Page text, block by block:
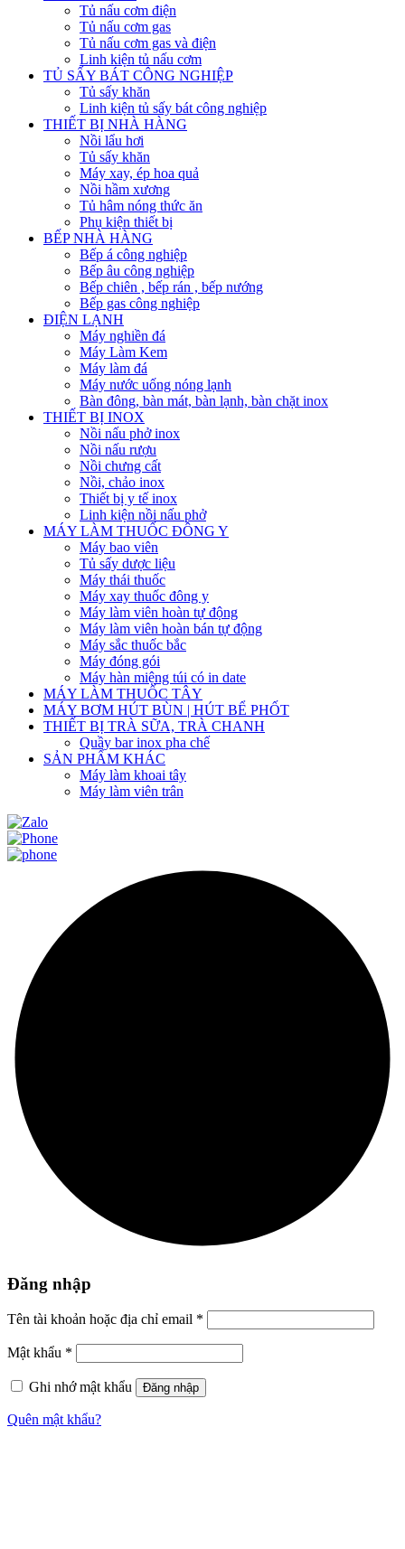
Tủ nấu cơm điện
Tủ nấu cơm gas
Tủ nấu cơm gas và điện
Linh kiện tủ nấu cơm
TỦ SẤY BÁT CÔNG NGHIỆP
Tủ sấy khăn
Linh kiện tủ sấy bát công nghiệp
THIẾT BỊ NHÀ HÀNG
Nồi lẩu hơi
Tủ sấy khăn
Máy xay, ép hoa quả
Nồi hầm xương
Tủ hâm nóng thức ăn
Phụ kiện thiết bị
BẾP NHÀ HÀNG
Bếp á công nghiệp
Bếp âu công nghiệp
Bếp chiên , bếp rán , bếp nướng
Bếp gas công nghiệp
ĐIỆN LẠNH
Máy nghiền đá
Máy Làm Kem
Máy làm đá
Máy nước uống nóng lạnh
Bàn đông, bàn mát, bàn lạnh, bàn chặt inox
THIẾT BỊ INOX
Nồi nấu phở inox
Nồi nấu rượu
Nồi chưng cất
Nồi, chảo inox
Thiết bị y tế inox
Linh kiện nồi nấu phở
MÁY LÀM THUỐC ĐÔNG Y
Máy bao viên
Tủ sấy dược liệu
Máy thái thuốc
Máy xay thuốc đông y
Máy làm viên hoàn tự động
Máy làm viên hoàn bán tự động
Máy sắc thuốc bắc
Máy đóng gói
Máy hàn miệng túi có in date
MÁY LÀM THUỐC TÂY
MÁY BƠM HÚT BÙN | HÚT BỂ PHỐT
THIẾT BỊ TRÀ SỮA, TRÀ CHANH
Quầy bar inox pha chế
SẢN PHẨM KHÁC
Máy làm khoai tây
Máy làm viên trân
Đăng nhập
Tên tài khoản hoặc địa chỉ email *
Mật khẩu *
Ghi nhớ mật khẩu Đăng nhập
Quên mật khẩu?